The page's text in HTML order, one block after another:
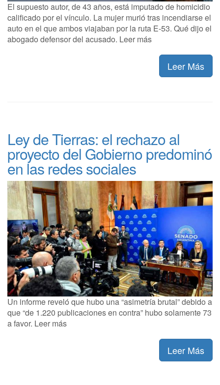
El supuesto autor, de 43 años, está imputado de homicidio
calificado por el vínculo. La mujer murió tras incendiarse el
auto en el que ambos viajaban por la ruta E-53. Qué dijo el
abogado defensor del acusado. Leer más
Leer Más
Ley de Tierras: el rechazo al
proyecto del Gobierno predominó
en las redes sociales
Un informe reveló que hubo una “asimetría brutal” debido a
que “de 1.220 publicaciones en contra” hubo solamente 73
a favor. Leer más
Leer Más